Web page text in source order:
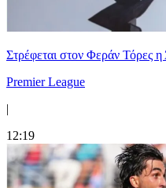
Στρέφεται στον Φεράν Τόρες
Premier League
|
12:19